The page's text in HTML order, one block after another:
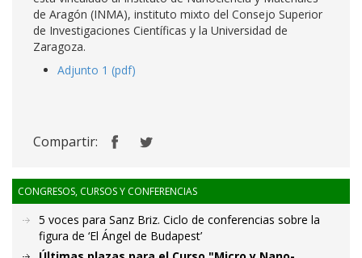
de Aragón (INMA), instituto mixto del Consejo Superior
de Investigaciones Científicas y la Universidad de
Zaragoza.
Adjunto 1 (pdf)
Compartir:
CONGRESOS, CURSOS Y CONFERENCIAS
5 voces para Sanz Briz. Ciclo de conferencias sobre la
figura de ‘El Ángel de Budapest’